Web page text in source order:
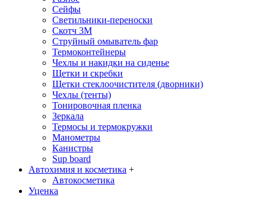
Сейфы
Светильники-переноски
Скотч 3М
Струйный омыватель фар
Термоконтейнеры
Чехлы и накидки на сиденье
Щетки и скребки
Щетки стеклоочистителя (дворники)
Чехлы (тенты)
Тонировочная пленка
Зеркалa
Термосы и термокружки
Манометры
Канистры
Sup board
Автохимия и косметика +
Автокосметика
Уценка